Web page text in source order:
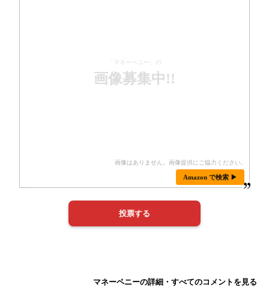
「マネーペニー」の
画像募集中!!
Amazon で検索 ▶
マネーペニーの詳細・すべてのコメントを見る